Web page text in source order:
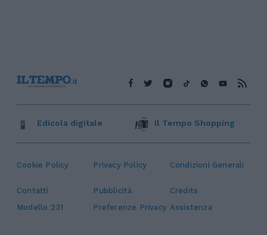
Cookie Policy Privacy Policy Condizioni Generali
Contatti Pubblicità
Credits
Modello 231
Preferenze Privacy Assistenza
Edicola digitale Il Tempo Shopping